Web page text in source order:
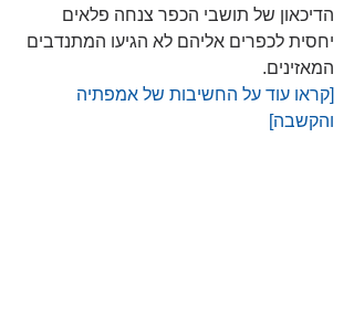
הדיכאון של תושבי הכפר צנחה פלאים
יחסית לכפרים אליהם לא הגיעו המתנדבים
המאזינים.
[קראו עוד על החשיבות של אמפתיה
והקשבה]